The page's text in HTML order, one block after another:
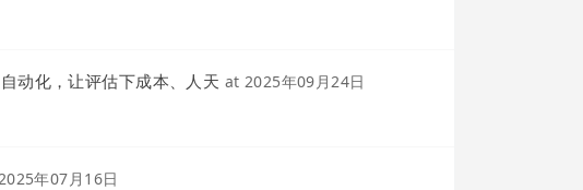
动化，让评估下成本、人天 at 2025年09月24日
年07月16日